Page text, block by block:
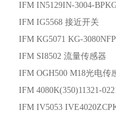
IFM IN5129IN-3004-
IFM IG5568 接近开关
IFM KG5071 KG-
IFM SI8502 流量传感器
IFM OGH500 M18光电传
IFM 4080K(350)11321-
IFM IV5053